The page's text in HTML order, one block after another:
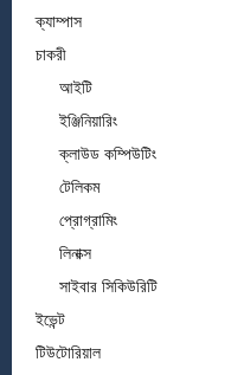
ক্যাম্পাস
চাকরী
আইটি
ইঞ্জিনিয়ারিং
ক্লাউড কম্পিউটিং
টেলিকম
প্রোগ্রামিং
লিনাক্স
সাইবার সিকিউরিটি
ইভেন্ট
টিউটোরিয়াল